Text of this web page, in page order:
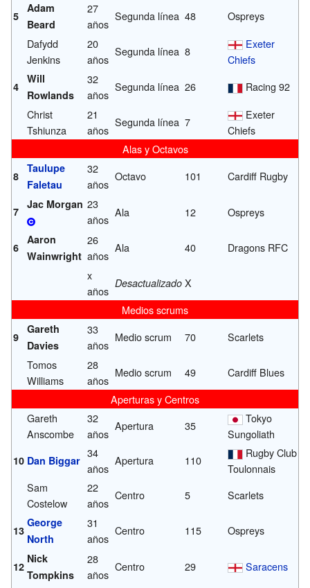
5
Adam
Beard
27
años
Segunda línea 48
Ospreys
Dafydd
Jenkins
20
años
Segunda línea 8
Exeter
Chiefs
4
Will
Rowlands
32
años
Segunda línea 26
Racing 92
Christ
Tshiunza
21
años
Segunda línea 7
Exeter
Chiefs
Alas y Octavos
8
Taulupe
Faletau
32
años
Octavo 101 Cardiff Rugby
7
Jac Morgan 23
años
Ala 12 Ospreys
6
Aaron
Wainwright
26
años
Ala 40
Dragons RFC
x
años
Desactualizado X
Medios scrums
9
Gareth
Davies
33
años
Medio scrum 70
Scarlets
Tomos
Williams
28
años
Medio scrum 49
Cardiff Blues
Aperturas y Centros
Gareth
Anscombe
32
años
Apertura 35
Tokyo
Sungoliath
10 Dan Biggar
34
años
Apertura 110
Rugby Club
Toulonnais
Sam
Costelow
22
años
Centro 5 Scarlets
13
George
North
31
años
Centro 115 Ospreys
12
Nick
Tompkins
28
años
Centro 29
Saracens